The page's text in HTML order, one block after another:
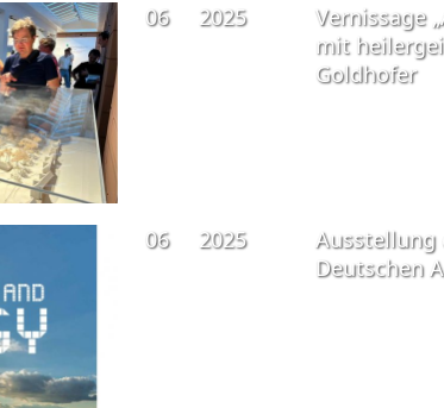
06 2025
Vernissage
mit
Goldhofer
06 2025
Ausstellung
Deutschen